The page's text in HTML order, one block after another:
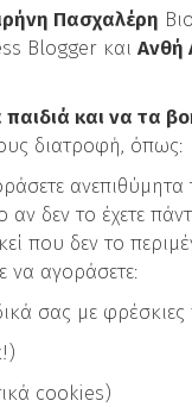
Πασχαλέρη
Blogger και Ανθή
και να τα
διατροφή, όπως:
αν δεν το έχετε
που δεν το
να αγοράσετε:
σας με φρέσκιες
cookies)